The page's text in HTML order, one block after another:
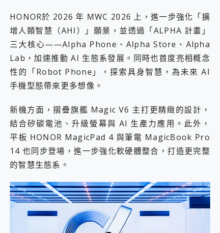
iPhone、Apple Watch、AirPods耳機 三個設備充電一起搞定 ONPRO MagReact™ M3 3 in 1可攜摺疊無線充電器 開箱 評測
動靜皆宜「HUAWEI FreeArc」開放式耳掛耳機，無感配戴! 超穩超服貼，音質、通話也很優質
好玩好拍 vivo V50 ~ 口袋裡的 Zeiss 潮流攝影棚!
25種洗烘模式一機搞定! Roborock 衣莉莎白 H1 Neo分子篩洗脫烘 AI 滾筒洗衣機
給 MSI Claw 系列電競掌機 最完美的家 MSI Nest Docking Station 掌機專屬擴充底座 開箱 評測
B&O 精品級音響! Home+ 中嘉寬頻 SoundBox 劇院串流盒 開箱 評測
3 個超值 MHN 飛人工具分享~~ iToolab AnyGo 魔物獵人 Now飛人 ios教學 不出門也可以到處走
Locawhere AnyTo 寶可夢飛人 AnyTo 不出門也可以飛遍全世界
小體積 40000mAh 超大容量 一次充5個設備 充好充滿 CUKTECH 酷態科 300W 微型充電站 開箱 評測
97.3% 恢復率，資料救援就是這麼簡單 EaseUS Data Recovery Wizard Free 18.0.0 業界最好的資料救援軟體
磁碟系統大風吹 有了 磁碟管理程式 EaseUS Partition Master 就是這麼簡單
vivo TWS 3e 真無線藍牙耳機智慧降噪升級、音質明亮溫潤，並支援雙設備連接~
MSI Claw 掌機專屬配件包 來囉 完美保護 MSI Claw A1M-026TW 電競掌機
人像旗艦 vivo V30 系列 開箱 評測! 首搭蔡司光學鏡頭、攝影棚級柔光環、拍攝功能最好玩的美拍神機 vivo V30 Pro
多個願望一次滿足 超強散熱 微星 MSI Claw A1M-026TW 電競掌機 開箱 評測
一吸完美對位 擁有超強吸力與超好用的隱磁支架 O-ONE MAG 最會吸的行動電源 開箱 評測
HONOR於 2026 年 MWC 2026 上，進一步強化「擴
增人類智慧（AHI）」願景，並透過「ALPHA 計畫」
三大核心——Alpha Phone、Alpha Store、Alpha
Lab，加速推動 AI 生態系發展。同時也首度亮相概念
性的「Robot Phone」，探索具身智慧，為未來 AI
手機型態帶來更多想像。
新機方面，摺疊旗艦 Magic V6 主打更精緻的設計，
結合矽碳電池、升級螢幕與 AI 生產力應用。此外，
平板 HONOR MagicPad 4 與筆電 MagicBook Pro
14 也同步登場，進一步強化軟硬體整合，打造更完整
的智慧生態系。